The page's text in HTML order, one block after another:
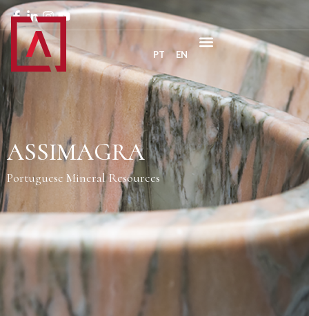
PT EN
ASSIMAGRA
Portuguese Mineral Resources